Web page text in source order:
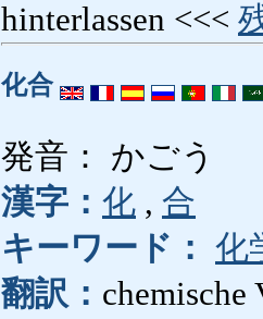
hinterlassen <<<
化合
発音： かごう
漢字： 化 , 合
キーワード： 化
翻訳： chemische